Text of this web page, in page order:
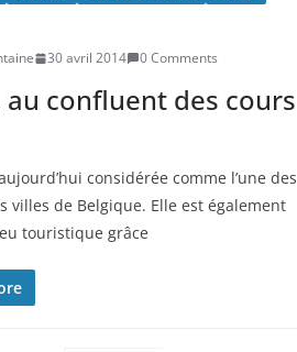
30 avril 2014 0 Comments
au confluent des cours
considérée comme l’une des
villes de Belgique. Elle est également
touristique grâce